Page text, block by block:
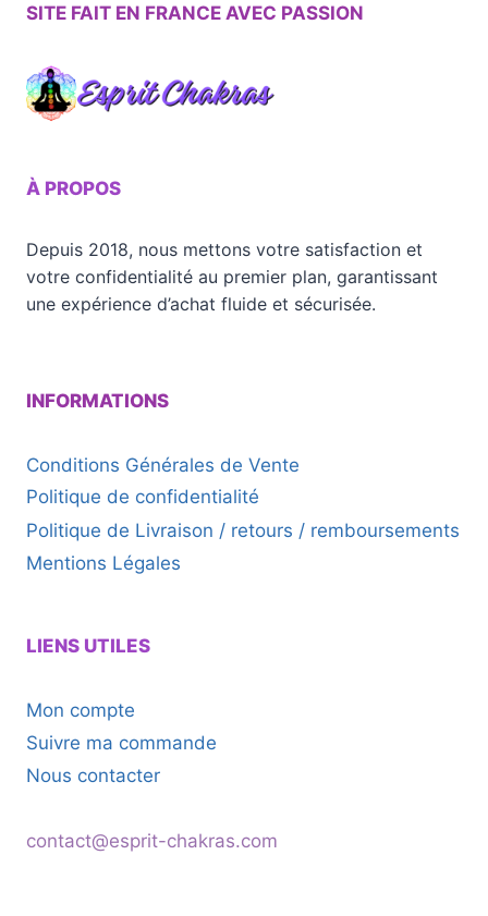
SITE FAIT EN FRANCE AVEC PASSION
À PROPOS
Depuis 2018, nous mettons votre satisfaction et
votre confidentialité au premier plan, garantissant
une expérience d’achat fluide et sécurisée.
INFORMATIONS
Conditions Générales de Vente
Politique de confidentialité
Politique de Livraison / retours / remboursements
Mentions Légales
LIENS UTILES
Mon compte
Suivre ma commande
Nous contacter
contact@esprit-chakras.com